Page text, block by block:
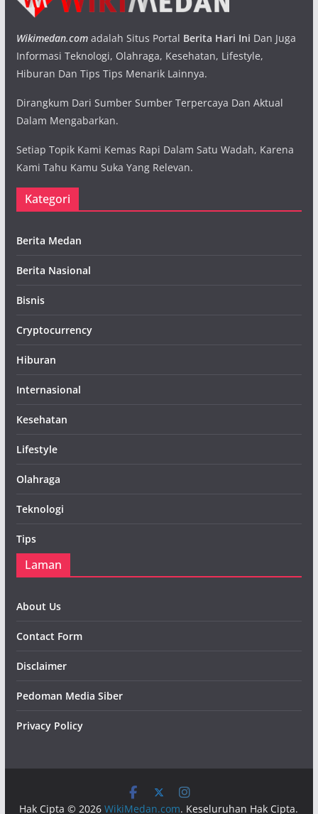
Wikimedan.comadalah Situs Portal Berita Hari Ini Dan Juga
Informasi Teknologi, Olahraga, Kesehatan, Lifestyle,
Hiburan Dan Tips Tips Menarik Lainnya.
Dirangkum Dari Sumber Sumber Terpercaya Dan Aktual
Dalam Mengabarkan.
Setiap Topik Kami Kemas Rapi Dalam Satu Wadah, Karena
Kami Tahu Kamu Suka Yang Relevan.
Kategori
Berita Medan
Berita Nasional
Bisnis
Cryptocurrency
Hiburan
Internasional
Kesehatan
Lifestyle
Olahraga
Teknologi
Tips
Laman
About Us
Contact Form
Disclaimer
Pedoman Media Siber
Privacy Policy
Hak Cipta © 2026WikiMedan.com. Keseluruhan Hak Cipta.